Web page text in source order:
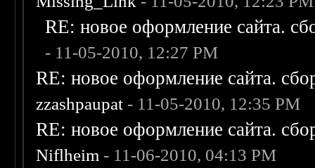
RE: новое оформление сайта.
- 11-05-2010, 12:27 PM
RE: новое оформление сайта.
zzashpaupat - 11-05-2010, 12:35 PM
RE: новое оформление сайта.
Niflheim - 11-06-2010, 04:13 PM